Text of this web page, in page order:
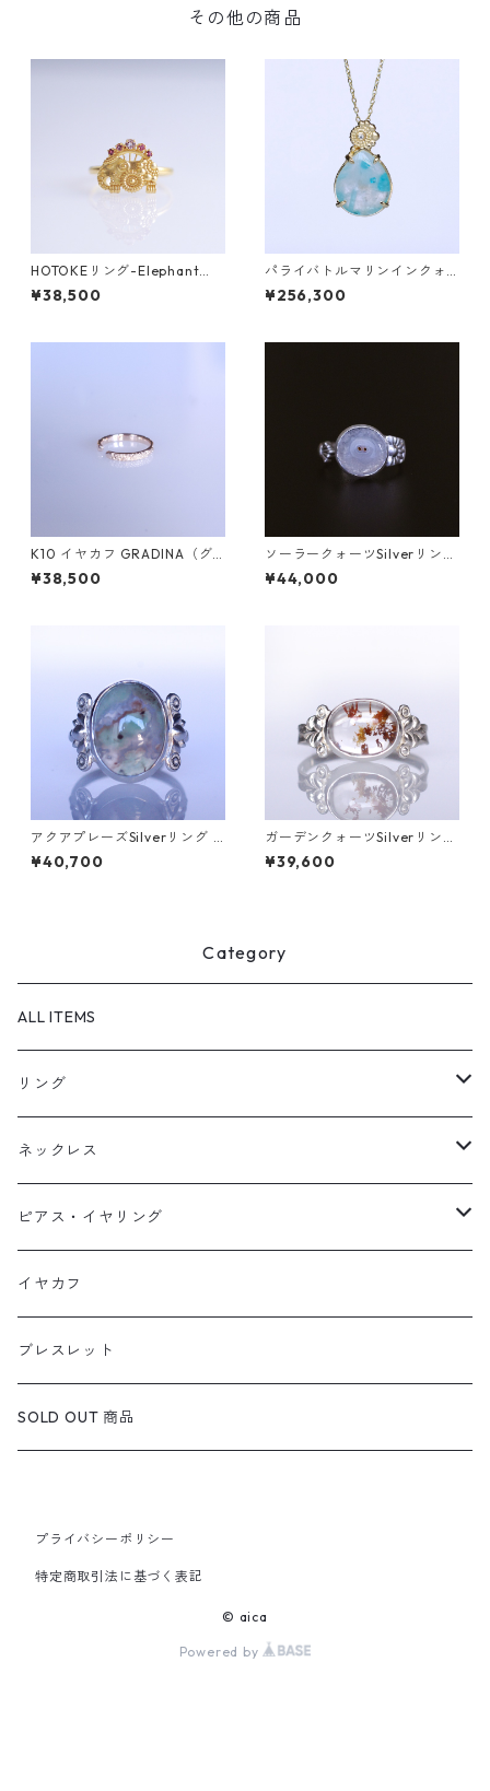
その他の商品
HOTOKEリング-Elephant
（象）-
¥38,500
パライバトルマリンインクォ
ーツ＆ダイヤ K18ネックレス
【DAHMAF】 (ダマフ) [D018]
¥256,300
K10 イヤカフ GRADINA（グ
ラディナ）
¥38,500
ソーラークォーツSilverリング
HIME(ヒメ） [H003]
¥44,000
アクアプレーズSilverリング S
ALGA(サルガ）[S001]
¥40,700
ガーデンクォーツSilverリング
LINDEN(リンデン）[L008]
¥39,600
Category
ALL ITEMS
リング
天然石1点ものリング【Gold】（在庫ありのみ絞込）
天然石1点ものリング【Silver】（在庫ありのみ絞込）
定番リング
ネックレス
天然石1点ものネックレス（在庫ありのみ絞込）
定番ネックレス
ピアス・イヤリング
天然石1点ものピアス（在庫ありのみ絞込）
定番ピアス/イヤリング
イヤカフ
ブレスレット
SOLD OUT 商品
プライバシーポリシー
特定商取引法に基づく表記
© aica
Powered by